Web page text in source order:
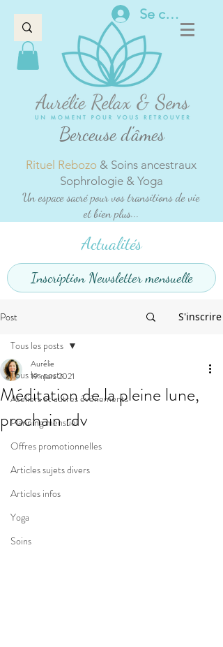
Se connecter
Berceuse d'âmes
Rituel Rebozo & Soins ancestraux
Sophrologie & Yoga
Un espace sacré pour vos transitions de vie
et bien plus...
Actualités
Inscription Newsletter mensuelle
Post S'inscrire
Tous les posts
Ateliers et autres événements
Planning mensuel
Offres promotionnelles
Articles sujets divers
Articles infos
Yoga
Soins
Tous les posts
Méditation de la pleine lune,
prochain rdv
Aurélie
19 mars 2021